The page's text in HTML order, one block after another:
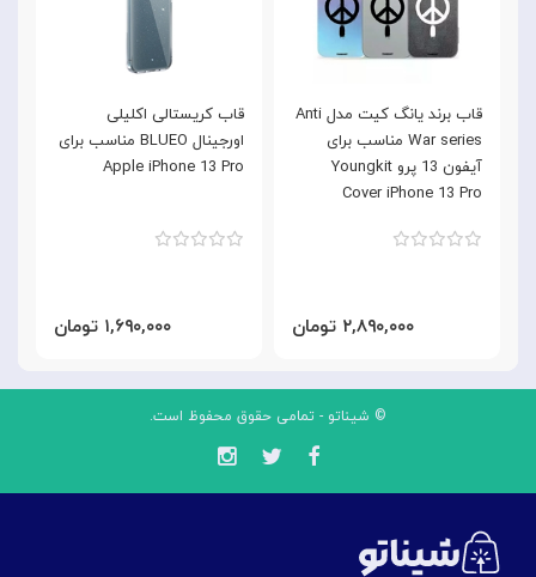
قاب کریستالی اکلیلی
اورجینال BLUEO مناسب برای
Apple iPhone 13 Pro
۱,۶۹۰,۰۰۰ تومان
قاب برند یانگ کیت مدل Anti
War series مناسب برای
آیفون 13 پرو Youngkit
Cover iPhone 13 Pro
۲,۸۹۰,۰۰۰ تومان
© شیناتو - تمامی حقوق محفوظ است.